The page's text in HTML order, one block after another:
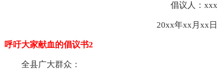
倡议人：xxx
20xx年xx月xx日
呼吁大家献血的倡议书2
全县广大群众：